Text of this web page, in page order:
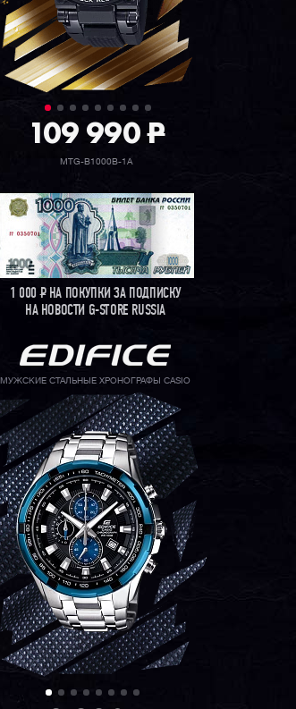
109 990P
MTG-B1000B-1A
1 000РНА ПОКУПКИ ЗА ПОДПИСКУ
НА НОВОСТИ G-STORE RUSSIA
МУЖСКИЕ СТАЛЬНЫЕ ХРОНОГРАФЫ CASIO